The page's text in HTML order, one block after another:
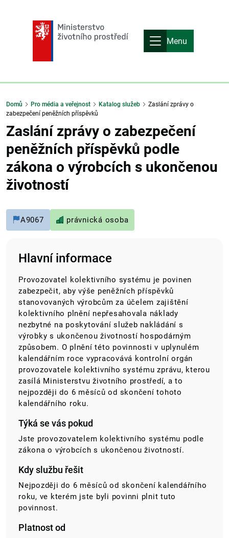
Menu
Domů Pro média a veřejnost Katalog služeb
Zaslání zprávy o
zabezpečení peněžních příspěvků
Zaslání zprávy o zabezpečení
peněžních příspěvků podle
zákona o výrobcích s ukončenou
životností
A9067 právnická osoba
Hlavní informace
Provozovatel kolektivního systému je povinen
zabezpečit, aby výše peněžních příspěvků
stanovovaných výrobcům za účelem zajištění
kolektivního plnění nepřesahovala náklady
nezbytné na poskytování služeb nakládání s
výrobky s ukončenou životností hospodárným
způsobem. O plnění této povinnosti v uplynulém
kalendářním roce vypracovává kontrolní orgán
provozovatele kolektivního systému zprávu, kterou
zasílá Ministerstvu životního prostředí, a to
nejpozději do 6 měsíců od skončení tohoto
kalendářního roku.
Týká se vás pokud
Jste provozovatelem kolektivního systému podle
zákona o výrobcích s ukončenou životností.
Kdy službu řešit
Nejpozději do 6 měsíců od skončení kalendářního
roku, ve kterém jste byli povinni plnit tuto
povinnost.
Platnost od